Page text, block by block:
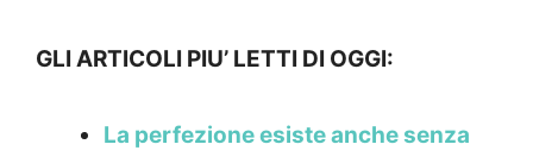
GLI ARTICOLI PIU’ LETTI DI OGGI:
La perfezione esiste anche senza